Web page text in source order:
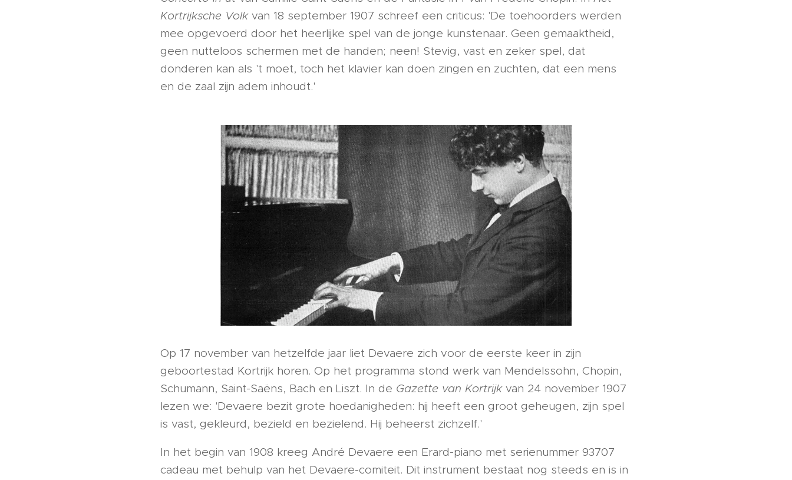
Kortrijksche Volkvan 18 september 1907 schreef een criticus: 'De toehoorders werden
mee opgevoerd door het heerlijke spel van de jonge kunstenaar. Geen gemaaktheid,
geen nutteloos schermen met de handen; neen! Stevig, vast en zeker spel, dat
donderen kan als 't moet, toch het klavier kan doen zingen en zuchten, dat een mens
en de zaal zijn adem inhoudt.'
Op 17 november van hetzelfde jaar liet Devaere zich voor de eerste keer in zijn
geboortestad Kortrijk horen. Op het programma stond werk van Mendelssohn, Chopin,
Schumann, Saint-Saëns, Bach en Liszt. In de Gazette van Kortrijkvan 24 november 1907
lezen we: 'Devaere bezit grote hoedanigheden: hij heeft een groot geheugen, zijn spel
is vast, gekleurd, bezield en bezielend. Hij beheerst zichzelf.'
In het begin van 1908 kreeg André Devaere een Erard-piano met serienummer 93707
cadeau met behulp van het Devaere-comiteit. Dit instrument bestaat nog steeds en is in